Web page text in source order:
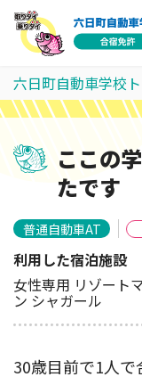
六日町自動車学校
ここの
たです
普通自動車AT
利用した宿泊施設
女性専用 リゾート
ン シャガール
30歳目前で1人